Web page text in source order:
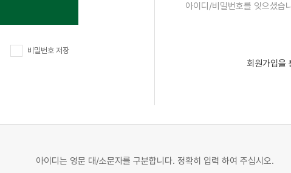
비밀번호 저장
아이디/비밀번호를 잊으셨습
회원가입을
아이디는 영문 대/소문자를 구분합니다. 정확히 입력 하여 주십시오.